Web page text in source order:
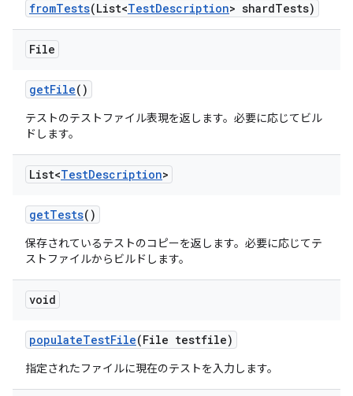
fromTests(List<TestDescription> shardTests)
File
getFile()
テストのテストファイル表現を返します。必要に応じてビル
ドします。
List<TestDescription>
getTests()
保存されているテストのコピーを返します。必要に応じてテ
ストファイルからビルドします。
void
populateTestFile(File testfile)
指定されたファイルに現在のテストを入力します。